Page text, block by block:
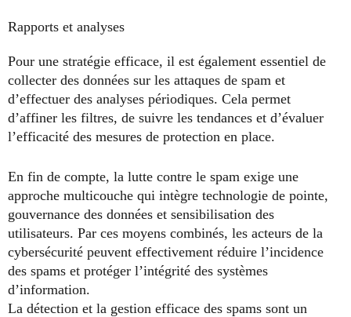
Rapports et analyses
Pour une stratégie efficace, il est également essentiel de
collecter des données sur les attaques de spam et
d’effectuer des analyses périodiques. Cela permet
d’affiner les filtres, de suivre les tendances et d’évaluer
l’efficacité des mesures de protection en place.
En fin de compte, la lutte contre le spam exige une
approche multicouche qui intègre technologie de pointe,
gouvernance des données et sensibilisation des
utilisateurs. Par ces moyens combinés, les acteurs de la
cybersécurité peuvent effectivement réduire l’incidence
des spams et protéger l’intégrité des systèmes
d’information.
La détection et la gestion efficace des spams sont un